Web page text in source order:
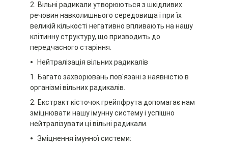
Вільні радикали утворюються з шкідливих
речовин навколишнього середовища і при їх
великій кількості негативно впливають на нашу
клітинну структуру, що призводить до
передчасного старіння.
Нейтралізація вільних радикалів
Багато захворювань пов'язані з наявністю в
організмі вільних радикалів.
Екстракт кісточок грейпфрута допомагає нам
зміцнювати нашу імунну систему і успішно
нейтралізувати ці вільні радикали.
Зміцнення імунної системи: